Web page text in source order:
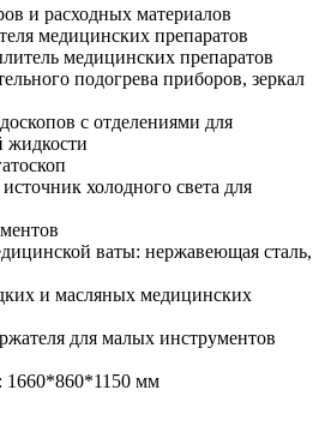
и расходных материалов
медицинских препаратов
медицинских препаратов
подогрева приборов, зеркал
с отделениями для
холодного света для
ваты: нержавеющая сталь,
и масляных медицинских
для малых инструментов
1660*860*1150 мм